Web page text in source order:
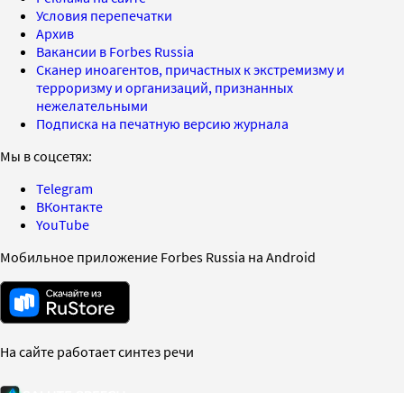
Условия перепечатки
Архив
Вакансии в Forbes Russia
Сканер иноагентов, причастных к экстремизму и
терроризму и организаций, признанных
нежелательными
Подписка на печатную версию журнала
Мы в соцсетях:
Telegram
ВКонтакте
YouTube
Мобильное приложение Forbes Russia на Android
На сайте работает синтез речи